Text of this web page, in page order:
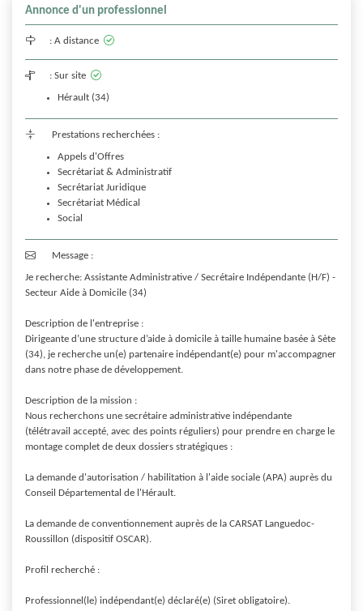
Annonce d'un professionnel
: A distance
: Sur site
Hérault (34)
Prestations recherchées :
Appels d'Offres
Secrétariat & Administratif
Secrétariat Juridique
Secrétariat Médical
Social
Message :
Je recherche: Assistante Administrative / Secrétaire Indépendante (H/F) -
Secteur Aide à Domicile (34)
Description de l'entreprise :
Dirigeante d’une structure d’aide à domicile à taille humaine basée à Sète
(34), je recherche un(e) partenaire indépendant(e) pour m'accompagner
dans notre phase de développement.
Description de la mission :
Nous recherchons une secrétaire administrative indépendante
(télétravail accepté, avec des points réguliers) pour prendre en charge le
montage complet de deux dossiers stratégiques :
La demande d'autorisation / habilitation à l'aide sociale (APA) auprès du
Conseil Départemental de l'Hérault.
La demande de conventionnement auprès de la CARSAT Languedoc-
Roussillon (dispositif OSCAR).
Profil recherché :
Professionnel(le) indépendant(e) déclaré(e) (Siret obligatoire).